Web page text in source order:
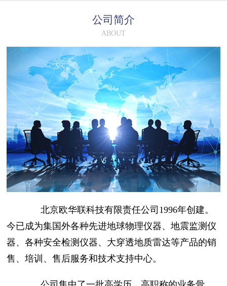
公司简介
ABOUT
北京欧华联科技有限责任公司1996年创建。
今已成为集国外各种先进地球物理仪器、地震监测仪
器、各种安全检测仪器、大穿透地质雷达等产品的销
售、培训、售后服务和技术支持中心。